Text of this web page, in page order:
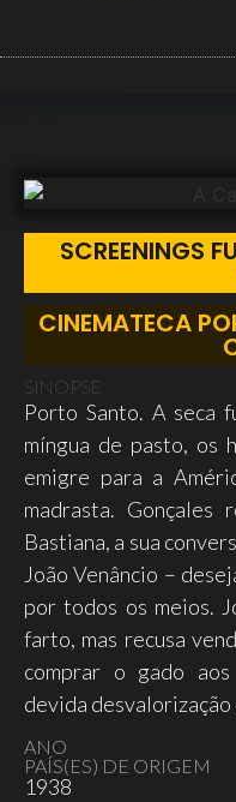
SCREENINGS
CINEMATECA
SINOPSE
Porto Santo. A seca
míngua de pasto, os
emigre para a
madrasta. Gonçales
Bastiana, a sua
João Venâncio –
por todos os meios.
farto, mas recusa
comprar o gado aos
devida
ANO
PAÍS(ES) DE ORIGEM
1938